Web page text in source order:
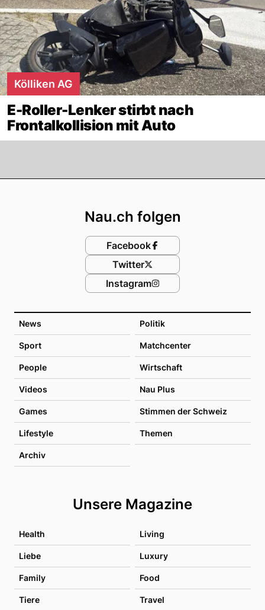
Kölliken AG
E-Roller-Lenker stirbt nach
Frontalkollision mit Auto
News Politik
Sport Matchcenter
People Wirtschaft
Videos Nau Plus
Games Stimmen der Schweiz
Lifestyle Themen
Archiv
Unsere Magazine
Health Living
Liebe Luxury
Family Food
Tiere Travel
Nau.ch folgen
Facebook
Twitter
Instagram